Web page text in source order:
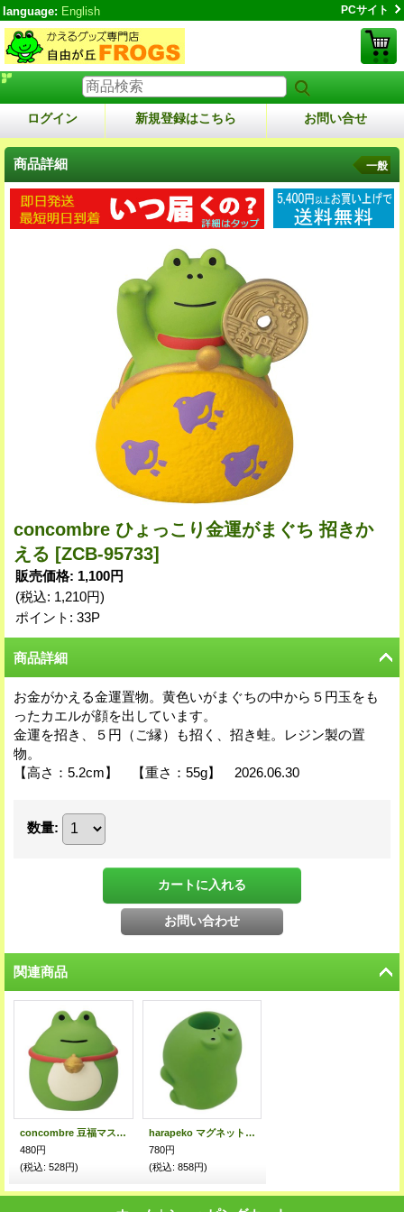
language: English PCサイト
ログイン 新規登録はこちら お問い合せ
商品詳細 一般
concombre ひょっこり金運がまぐち 招きか
える [ZCB-95733]
販売価格: 1,100円
(税込: 1,210円)
ポイント: 33P
商品詳細
お金がかえる金運置物。黄色いがまぐちの中から５円玉をも
ったカエルが顔を出しています。
金運を招き、５円（ご縁）も招く、招き蛙。レジン製の置
物。
【高さ：5.2cm】 【重さ：55g】 2026.06.30
数量:
関連商品
concombre 豆福マスコット 福かえる
480円
(税込: 528円)
harapeko マグネットペンスタンド
780円
(税込: 858円)